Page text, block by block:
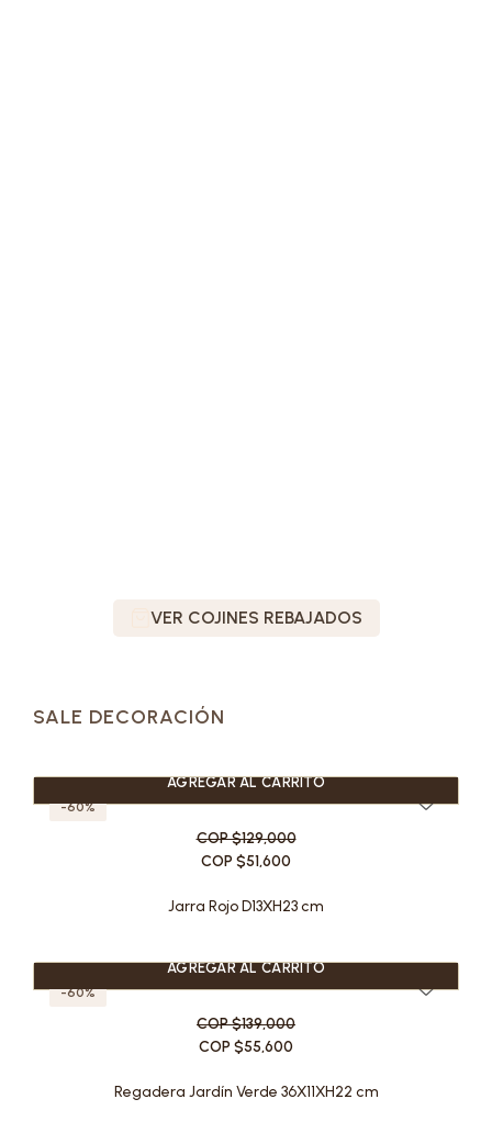
VER COJINES REBAJADOS
SALE DECORACIÓN
-60%
AGREGAR AL CARRITO
Jarra Rojo D13XH23 cm
COP $129,000
COP $51,600
-60%
AGREGAR AL CARRITO
Regadera Jardín Verde 36X11XH22 cm
COP $139,000
COP $55,600